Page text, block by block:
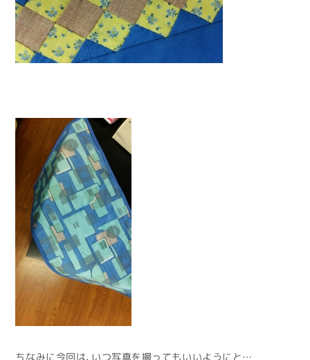
ちなみに今回は、いつ写真を撮ってもいいようにと…